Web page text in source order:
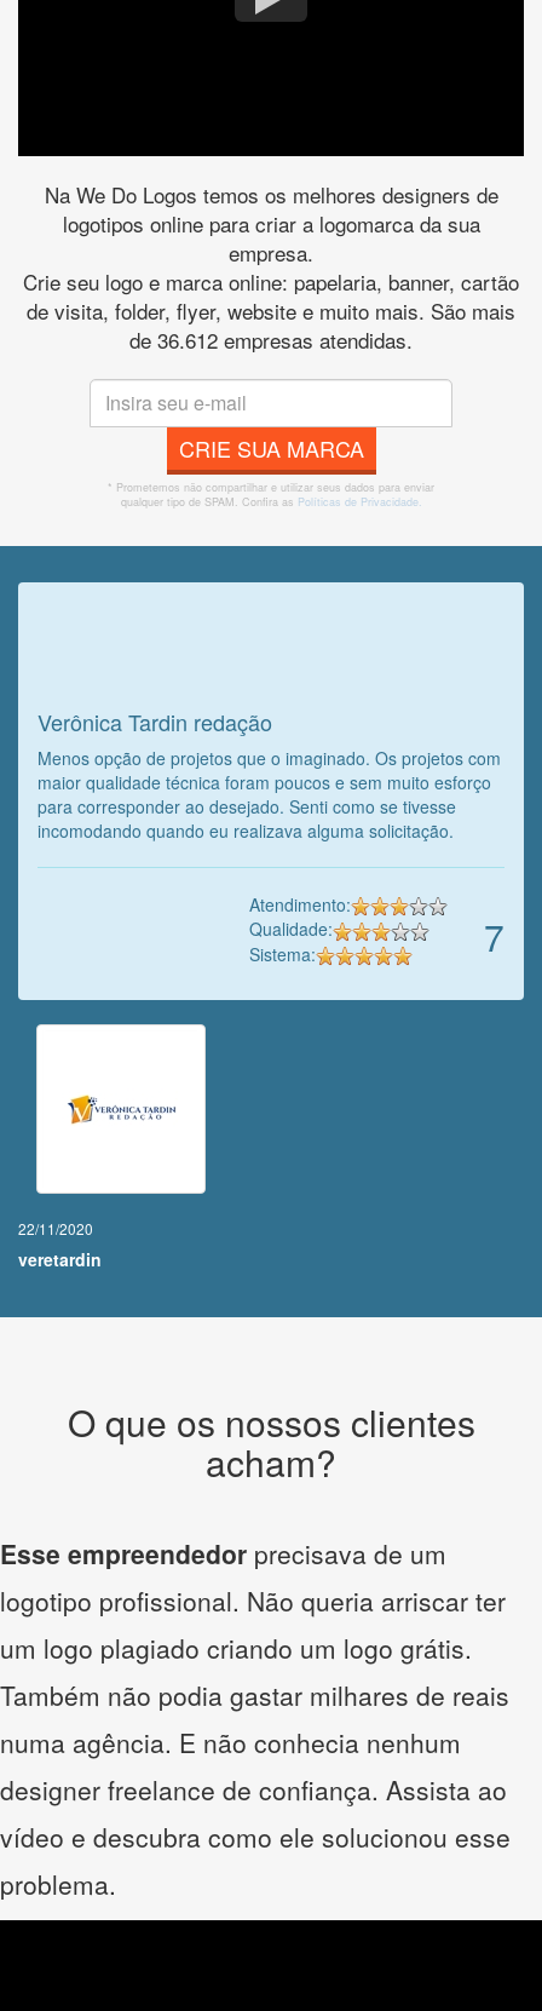
Na We Do Logos temos os melhores designers de
logotipos online para criar a logomarca da sua
empresa.
Crie seu logo e marca online: papelaria, banner, cartão
de visita, folder, flyer, website e muito mais. São mais
de 36.612 empresas atendidas.
CRIE SUA MARCA
* Prometemos não compartilhar e utilizar seus dados para enviar
qualquer tipo de SPAM. Confira as Políticas de Privacidade.
Verônica Tardin redação
Menos opção de projetos que o imaginado. Os projetos com
maior qualidade técnica foram poucos e sem muito esforço
para corresponder ao desejado. Senti como se tivesse
incomodando quando eu realizava alguma solicitação.
7
Atendimento:
Qualidade:
Sistema:
22/11/2020
veretardin
O que os nossos clientes
acham?
Esse empreendedor precisava de um
logotipo profissional. Não queria arriscar ter
um logo plagiado criando um logo grátis.
Também não podia gastar milhares de reais
numa agência. E não conhecia nenhum
designer freelance de confiança. Assista ao
vídeo e descubra como ele solucionou esse
problema.